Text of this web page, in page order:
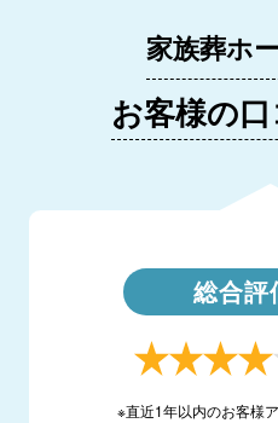
家族葬ホ
お客様の
総合評
※直近1年以内のお客様